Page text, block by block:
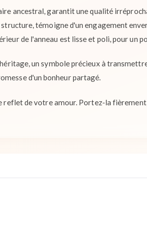
ancestral, garantit une qualité
témoigne d'un engagement
de l'anneau est lisse et poli, pour un
un symbole précieux à
d'un bonheur partagé.
reflet de votre amour. Portez-la